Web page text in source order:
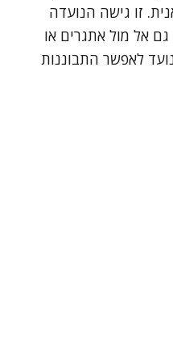
זו גישה הנועדה
אל מול אתגרים או
לאפשר התבוננות